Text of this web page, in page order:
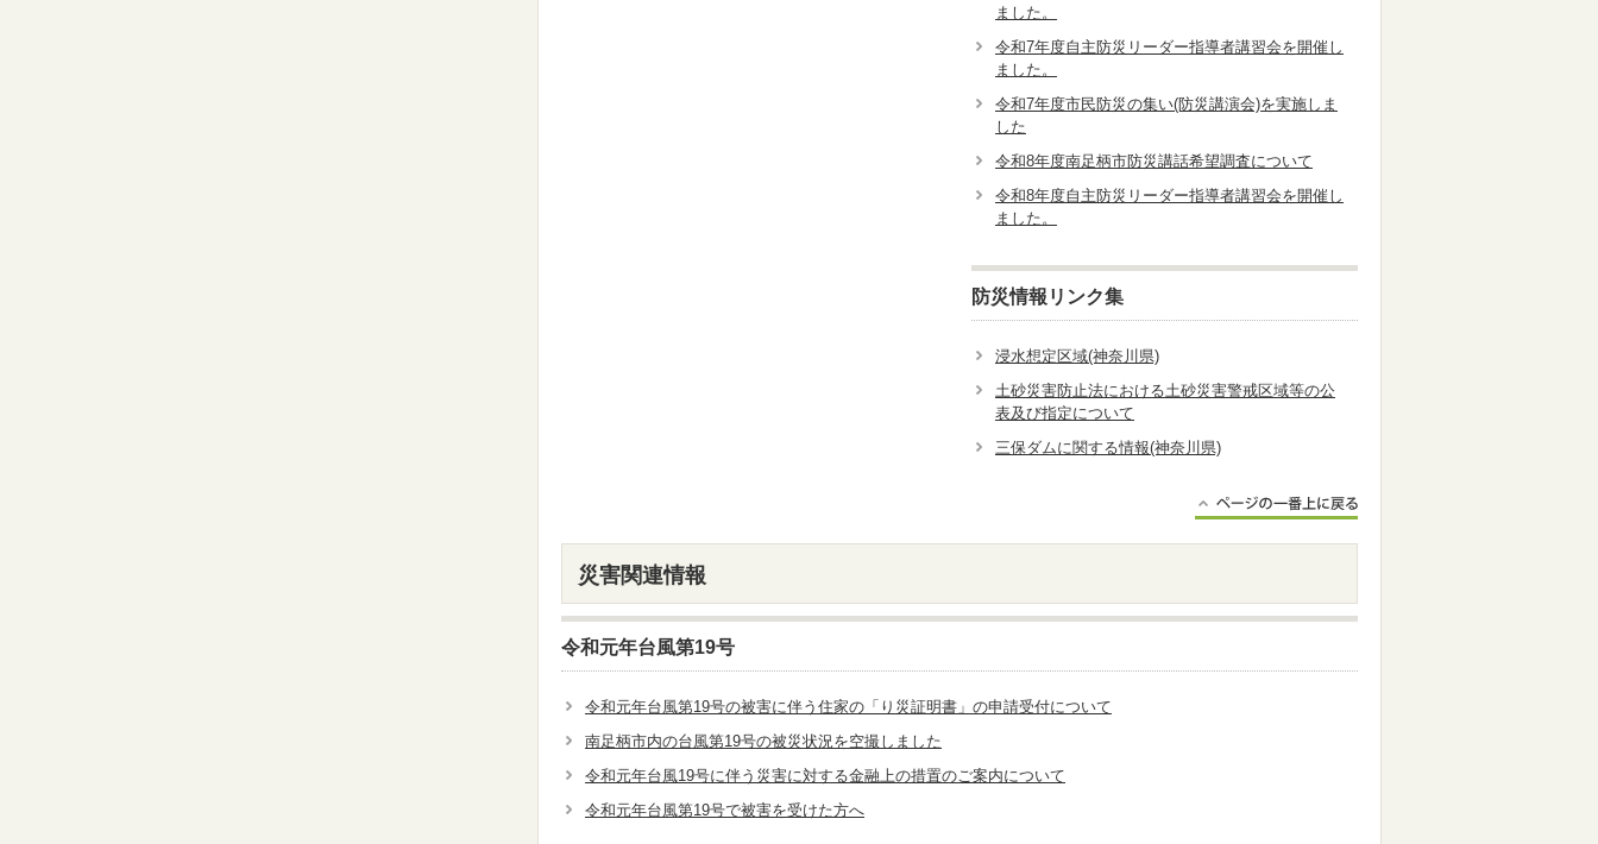
ました。
令和7年度自主防災リーダー指導者講習会を開催し
ました。
令和7年度市民防災の集い(防災講演会)を実施しま
した
令和8年度南足柄市防災講話希望調査について
令和8年度自主防災リーダー指導者講習会を開催し
ました。
防災情報リンク集
浸水想定区域(神奈川県)
土砂災害防止法における土砂災害警戒区域等の公
表及び指定について
三保ダムに関する情報(神奈川県)
災害関連情報
令和元年台風第19号
令和元年台風第19号の被害に伴う住家の「り災証明書」の申請受付について
南足柄市内の台風第19号の被災状況を空撮しました
令和元年台風19号に伴う災害に対する金融上の措置のご案内について
令和元年台風第19号で被害を受けた方へ